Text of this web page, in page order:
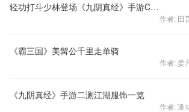
轻功打斗少林登场《九阴真经》手游CG预告片首发
作者: 田
《霸三国》美髯公千里走单骑
作者: 娄
《九阴真经》手游二测江湖服饰一览
作者: 逄